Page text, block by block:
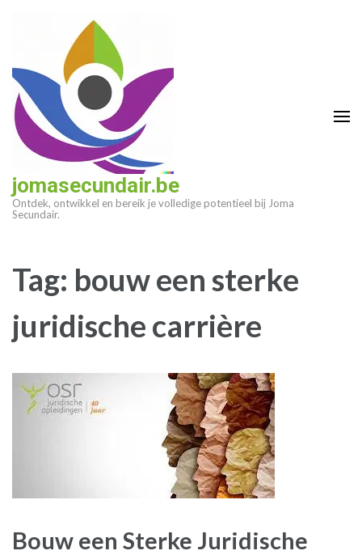
(druk
enter)
jomasecundair.be
Ontdek, ontwikkel en bereik je volledige potentieel bij Joma
Secundair.
Tag: bouw een sterke
juridische carrière
Bouw een Sterke Juridische